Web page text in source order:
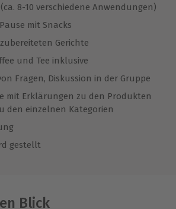
(ca. 8-10 verschiedene Anwendungen)
mit Snacks
Gerichte
und Tee inklusive
Fragen, Diskussion in der Gruppe
mit Erklärungen zu den Produkten
den einzelnen Kategorien
gestellt
Blick